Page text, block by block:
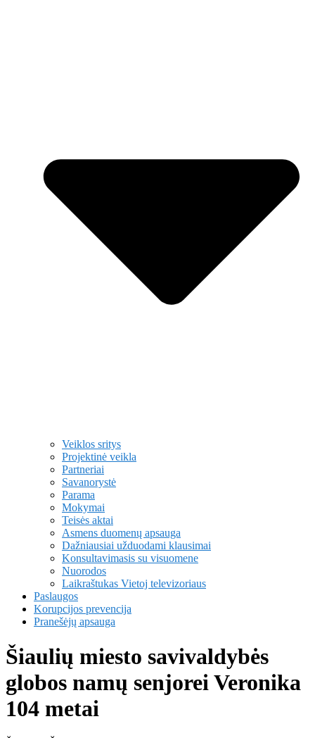
Veiklos sritys
Projektinė veikla
Partneriai
Savanorystė
Parama
Mokymai
Teisės aktai
Asmens duomenų apsauga
Dažniausiai užduodami klausimai
Konsultavimasis su visuomene
Nuorodos
Laikraštukas Vietoj televizoriaus
Paslaugos
Korupcijos prevencija
Pranešėjų apsauga
Šiaulių miesto savivaldybės
globos namų senjorei Veronika
104 metai